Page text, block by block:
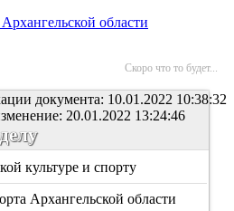
области
Скоро что то будет...
документа: 10.01.2022 10:38:32
20.01.2022 13:24:46
культуре и спорту
Архангельской области